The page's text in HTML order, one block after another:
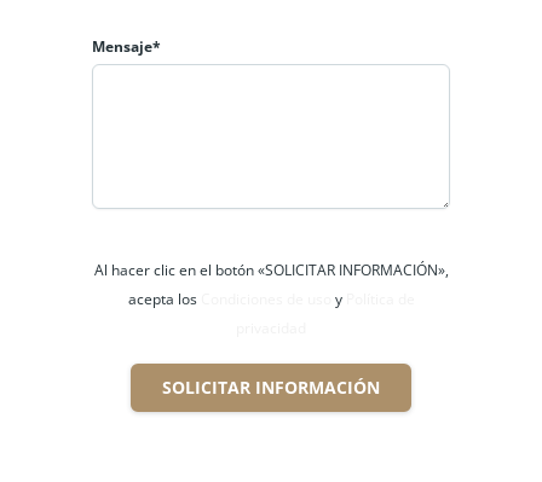
Mensaje*
Al hacer clic en el botón «SOLICITAR INFORMACIÓN»,
acepta los
y
SOLICITAR INFORMACIÓN